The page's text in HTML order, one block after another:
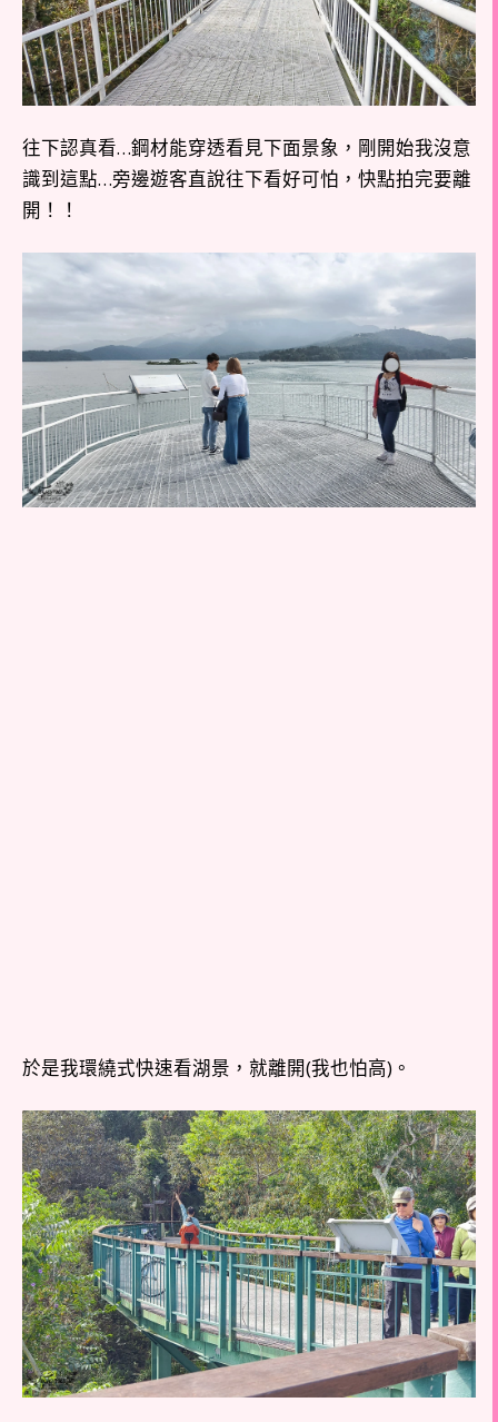
往下認真看…鋼材能穿透看見下面景象，剛開始我沒意
識到這點…旁邊遊客直說往下看好可怕，快點拍完要離
開！！
於是我環繞式快速看湖景，就離開(我也怕高)。